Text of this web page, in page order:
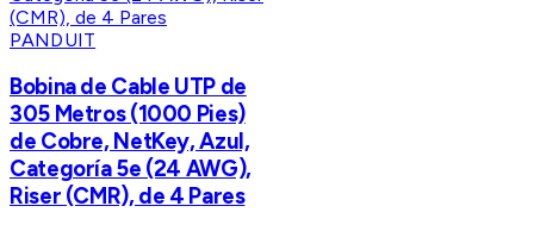
PANDUIT
Bobina de Cable UTP de
305 Metros (1000 Pies)
de Cobre, NetKey, Azul,
Categoría 5e (24 AWG),
Riser (CMR), de 4 Pares